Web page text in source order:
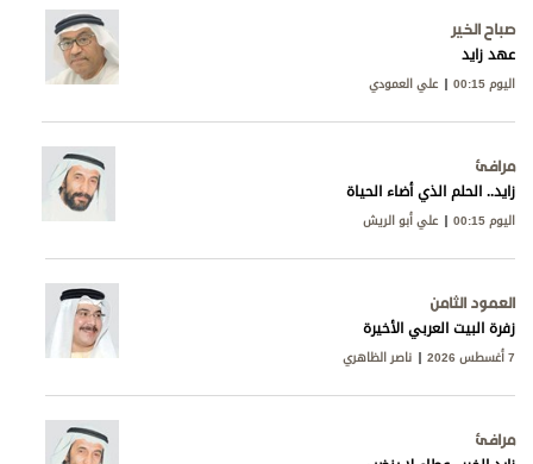
صباح الخير
عهد زايد
اليوم 00:15 علي العمودي
مرافئ
زايد.. الحلم الذي أضاء الحياة
اليوم 00:15 علي أبو الريش
العمود الثامن
زفرة البيت العربي الأخيرة
7 أغسطس 2026 ناصر الظاهري
مرافئ